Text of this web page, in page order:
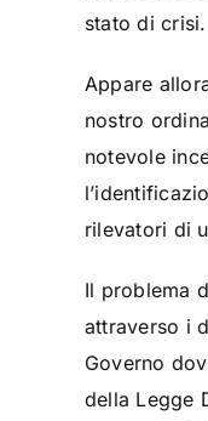
stato di crisi.
Appare
nostro
notevole
rilevatori di
Il problema
attraverso i
Governo
della Legge